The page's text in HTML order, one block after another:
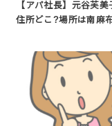
【アパ社長】元谷芙
住所どこ?場所は南麻